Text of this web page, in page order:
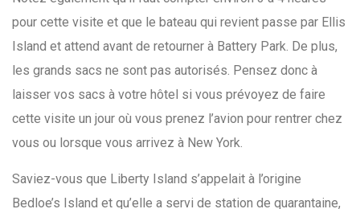
pour cette visite et que le bateau qui revient passe par Ellis
Island et attend avant de retourner à Battery Park. De plus,
les grands sacs ne sont pas autorisés. Pensez donc à
laisser vos sacs à votre hôtel si vous prévoyez de faire
cette visite un jour où vous prenez l’avion pour rentrer chez
vous ou lorsque vous arrivez à New York.
Saviez-vous que Liberty Island s’appelait à l’origine
Bedloe’s Island et qu’elle a servi de station de quarantaine,